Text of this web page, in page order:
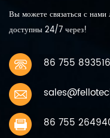
Вы можете связаться с
доступны 24/7 через!
86 755
86 755